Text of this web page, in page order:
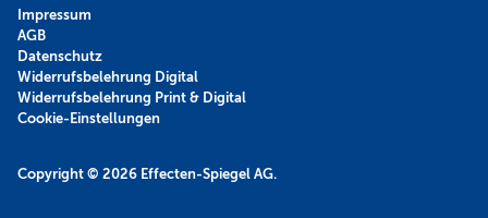
Copyright © 2026 Effecten-Spiegel AG.
Impressum
AGB
Datenschutz
Widerrufsbelehrung Digital
Widerrufsbelehrung Print & Digital
Cookie-Einstellungen